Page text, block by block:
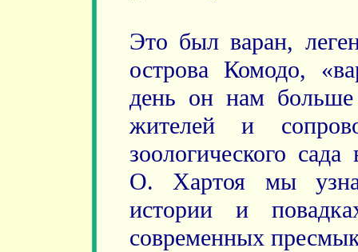
Это был варан,
острова Комодо,
день он нам
жителей и
зоологического
О. Хартоя мы
истории и
современных